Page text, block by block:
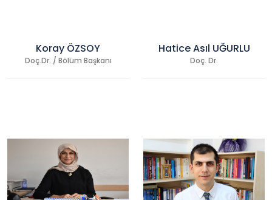
Koray ÖZSOY
Doç.Dr. / Bölüm Başkanı
Hatice Asıl UĞURLU
Doç. Dr.